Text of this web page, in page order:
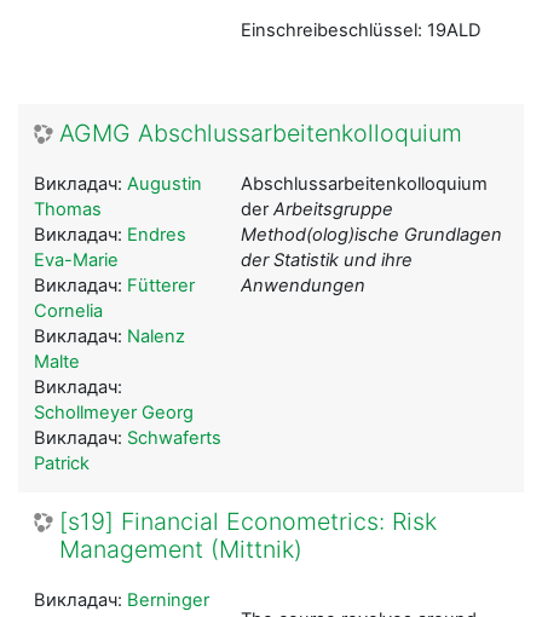
Einschreibeschlüssel: 19ALD
AGMG Abschlussarbeitenkolloquium
Abschlussarbeitenkolloquium
derArbeitsgruppe
Method(olog)ische Grundlagen
der Statistik und ihre
Anwendungen
Викладач: Augustin
Thomas
Викладач: Endres
Eva-Marie
Викладач: Fütterer
Cornelia
Викладач: Nalenz
Malte
Викладач:
Schollmeyer Georg
Викладач: Schwaferts
Patrick
[s19] Financial Econometrics: Risk
Management (Mittnik)
Викладач: Berninger